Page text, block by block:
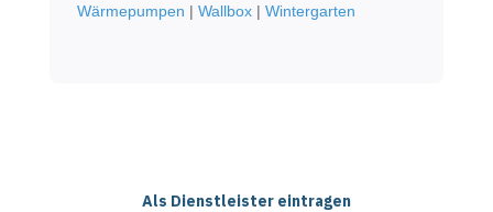
Wärmepumpen | Wallbox| Wintergarten
Als Dienstleister eintragen